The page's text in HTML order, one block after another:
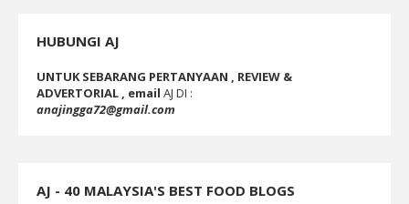
HUBUNGI AJ
UNTUK SEBARANG PERTANYAAN , REVIEW &
ADVERTORIAL , email AJ DI :
anajingga72@gmail.com
AJ - 40 MALAYSIA'S BEST FOOD BLOGS